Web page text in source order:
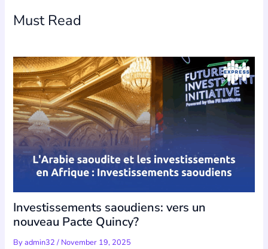
Must Read
Investissements saoudiens: vers un
nouveau Pacte Quincy?
Byadmin32/ November 19, 2025